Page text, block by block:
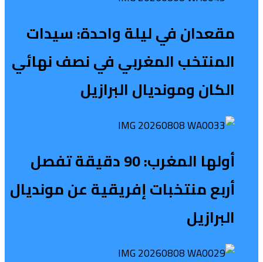
مقعدان في ليلة واحدة: سيدات
المنتخب المغربي في نصف نهائي
الكان ومونديال البرازيل
أولها المغرب: 90 دقيقة تفصل
أربع منتخبات إفريقية عن مونديال
البرازيل